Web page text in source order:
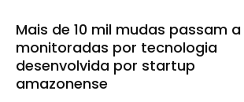
Mais de 10 mil mudas passam a
monitoradas por tecnologia
desenvolvida por startup
amazonense